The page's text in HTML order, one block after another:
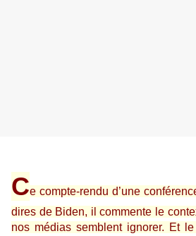
Ce compte-rendu d’une
dires de Biden, il commente le
nos médias semblent ignorer. Et